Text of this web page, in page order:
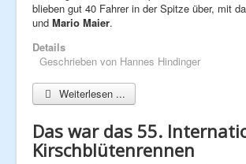
blieben gut 40 Fahrer in der Spitze über, mit
und Mario Maier.
Details
Geschrieben von Hannes Hindinger
Weiterlesen ...
Das war das 55.
Kirschblütenrennen